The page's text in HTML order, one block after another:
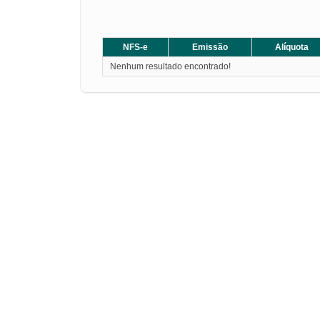
NFS-e Emissão Alíquota
Nenhum resultado encontrado!